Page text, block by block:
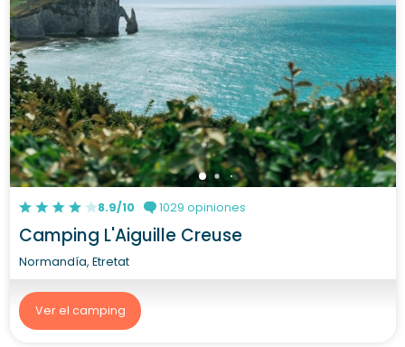
8.9/10 1029 opiniones
Camping L'Aiguille Creuse
Normandía, Etretat
Ver el camping